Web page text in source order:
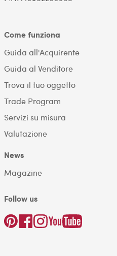
Come funziona
Guida all'Acquirente
Guida al Venditore
Trova il tuo oggetto
Trade Program
Servizi su misura
Valutazione
News
Magazine
Follow us